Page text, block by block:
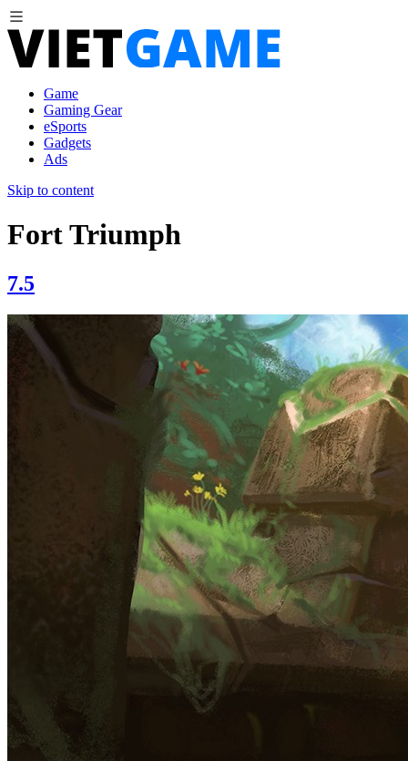
Game
Gaming Gear
eSports
Gadgets
Ads
Skip to content
Fort Triumph
7.5